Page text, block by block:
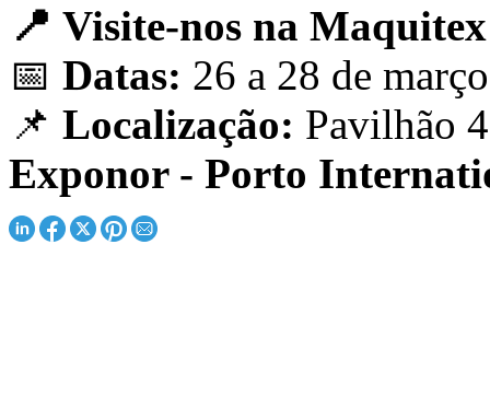
📍 Visite-nos na
📅 Datas: 26 a 28 de
📌 Localização: Pavilhão
Exponor - Porto